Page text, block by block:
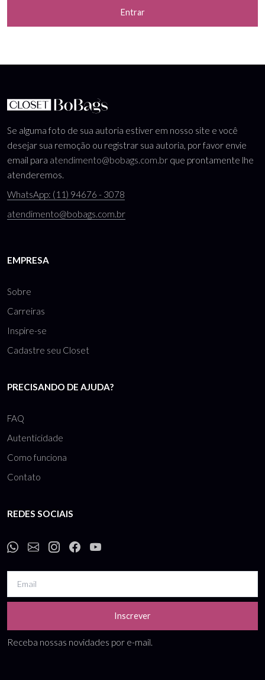
Entrar
Se alguma foto de sua autoria estiver em nosso site e você
desejar sua remoção ou registrar sua autoria, por favor envie
email para atendimento@bobags.com.br que prontamente lhe
atenderemos.
WhatsApp: (11) 94676 - 3078
atendimento@bobags.com.br
EMPRESA
Sobre
Carreiras
Inspire-se
Cadastre seu Closet
PRECISANDO DE AJUDA?
FAQ
Autenticidade
Como funciona
Contato
REDES SOCIAIS
Inscrever
Receba nossas novidades por e-mail.